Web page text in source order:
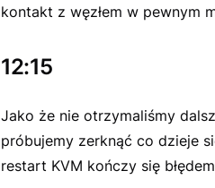
kontakt z węzłem w pewnym
12:15
Jako że nie otrzymaliśmy
próbujemy zerknąć co dzieje
restart KVM kończy się